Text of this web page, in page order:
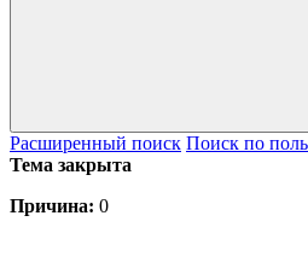
Расширенный поиск Поиск по
Тема закрыта
Причина: 0